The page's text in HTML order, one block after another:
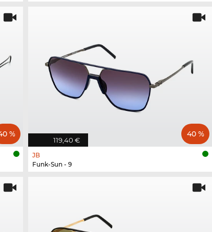
%
119,40 €
40 %
JB
Funk-Sun - 9